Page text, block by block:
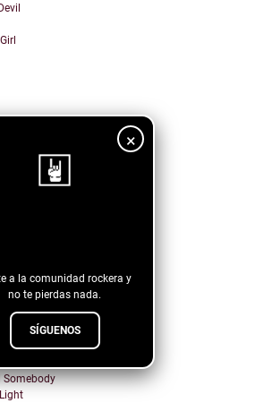
×
a la comunidad rockera y
no te pierdas nada.
SÍGUENOS
Sky
Remix)
Xthona)
Somebody